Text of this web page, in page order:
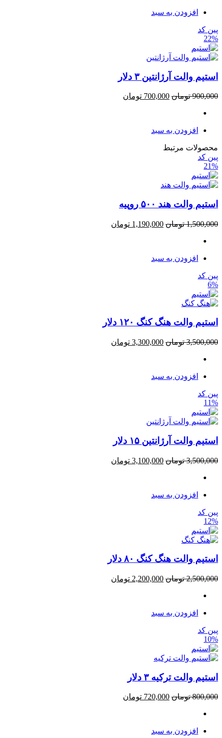
افزودن به سبد
پین کد
22%
استیم والت آرژانتین ۳ دلار
900,000 تومان 700,000 تومان
افزودن به سبد
محصولات مرتبط
پین کد
21%
استیم والت هند ۵۰۰ روپیه
1,500,000 تومان 1,190,000 تومان
افزودن به سبد
پین کد
6%
استیم والت هنگ کنگ ۱۲۰ دلار
3,500,000 تومان 3,300,000 تومان
افزودن به سبد
پین کد
11%
استیم والت آرژانتین ۱۵ دلار
3,500,000 تومان 3,100,000 تومان
افزودن به سبد
پین کد
12%
استیم والت هنگ کنگ ۸۰ دلار
2,500,000 تومان 2,200,000 تومان
افزودن به سبد
پین کد
10%
استیم والت ترکیه ۳ دلار
800,000 تومان 720,000 تومان
افزودن به سبد